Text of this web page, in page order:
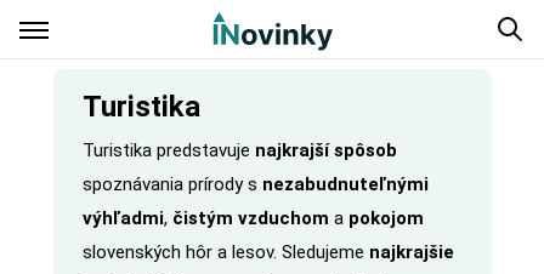
Turistika
Turistika predstavuje najkrajší spôsob
spoznávania prírody s nezabudnuteľnými
výhľadmi, čistým vzduchom a pokojom
slovenských hôr a lesov. Sledujeme najkrajšie